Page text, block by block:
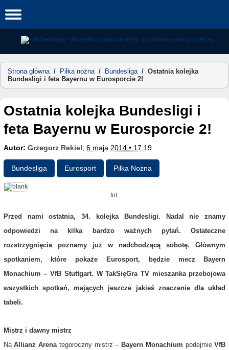
to
Strona główna/ Piłka nożna/ Bundesliga/ Ostatnia kolejka
Bundesligi i feta Bayernu w Eurosporcie 2!
Ostatnia kolejka Bundesligi i
feta Bayernu w Eurosporcie 2!
Autor: Grzegorz Rekiel; 6 maja 2014 • 17:19
Bundesliga Eurosport Piłka Nożna
fot.
Przed nami ostatnia, 34. kolejka Bundesligi. Nadal nie znamy
odpowiedzi na kilka bardzo ważnych pytań. Ostateczne
rozstrzygnięcia poznamy już w nadchodzącą sobotę. Głównym
spotkaniem, które pokaże Eurosport, będzie mecz Bayern
Monachium – VfB Stuttgart. W TakSięGra TV mieszanka przebojowa
wszystkich spotkań, mających jeszcze jakieś znaczenie dla układ
tabeli.
Mistrz i dawny mistrz
NaAllianz Arenategoroczny mistrz – Bayern Monachium podejmieVfB